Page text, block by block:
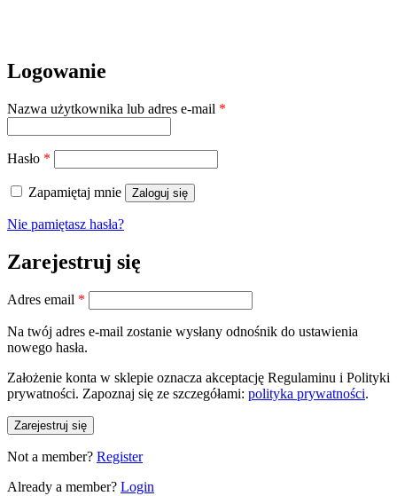
Logowanie
Nazwa użytkownika lub adres e-mail *
Hasło *
Zapamiętaj mnie Zaloguj się
Nie pamiętasz hasła?
Zarejestruj się
Adres email *
Na twój adres e-mail zostanie wysłany odnośnik do ustawienia
nowego hasła.
Założenie konta w sklepie oznacza akceptację Regulaminu i Polityki
prywatności. Zapoznaj się ze szczegółami: polityka prywatności.
Zarejestruj się
Not a member? Register
Already a member? Login